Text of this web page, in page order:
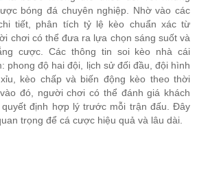
bóng đá chuyên nghiệp. Nhờ vào các
tiết, phân tích tỷ lệ kèo chuẩn xác từ
chơi có thể đưa ra lựa chọn sáng suốt và
cược. Các thông tin soi kèo nhà cái
phong độ hai đội, lịch sử đối đầu, đội hình
kèo chấp và biến động kèo theo thời
đó, người chơi có thể đánh giá khách
định hợp lý trước mỗi trận đấu. Đây
trọng để cá cược hiệu quả và lâu dài.